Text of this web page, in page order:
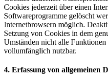
Cookies jederzeit über einen
Softwareprogramme gelöscht
Internetbrowsern möglich.
Setzung von Cookies in dem
Umständen nicht alle Funktionen
vollumfänglich nutzbar.
4. Erfassung von allgemeinen